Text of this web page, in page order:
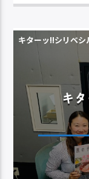
キターッ!!シリベシ
キ